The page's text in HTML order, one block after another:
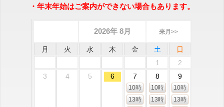
・年末年始はご案内ができない場合もあります。
2026年 8月 来月>>
月 火 水 木 金 土
日
1
2
3
4 5 6 7
10時
13時
8
10時
13時
9
10時
13時